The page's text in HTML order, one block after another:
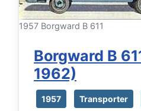
1957 Borgward B 611
Borgward B
1962)
1957 Transporter